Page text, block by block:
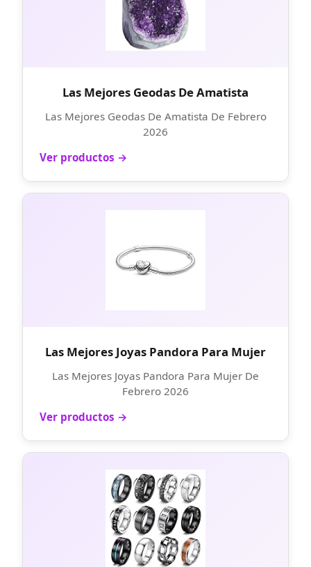
Las Mejores Geodas De Amatista
Las Mejores Geodas De Amatista De Febrero
2026
Ver productos →
Las Mejores Joyas Pandora Para Mujer
Las Mejores Joyas Pandora Para Mujer De
Febrero 2026
Ver productos →